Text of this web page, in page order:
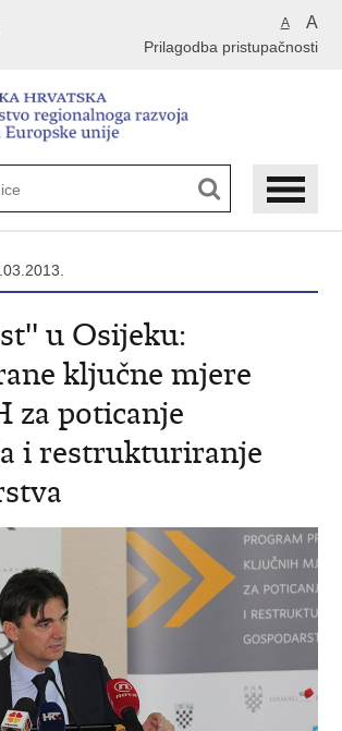
A A
Prilagodba pristupačnosti
u Osijeku:
ključne mjere
za poticanje
i restrukturiranje